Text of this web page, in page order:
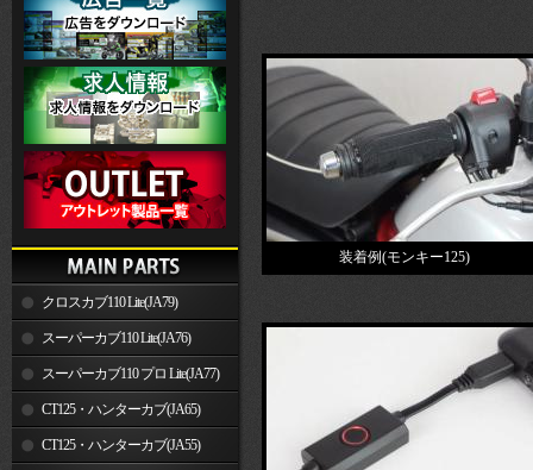
クロスカブ110 Lite(JA79)
スーパーカブ110 Lite(JA76)
スーパーカブ110 プロ Lite(JA77)
CT125・ハンターカブ(JA65)
CT125・ハンターカブ(JA55)
装着例(モンキー125)